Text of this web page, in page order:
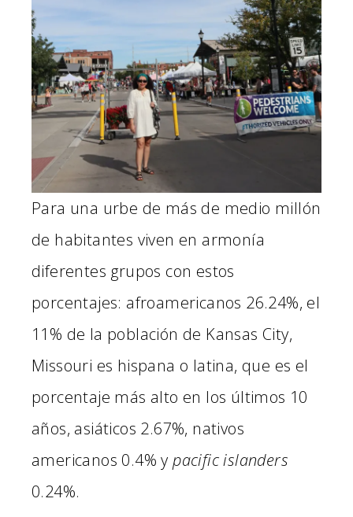
Para una urbe de más de medio millón
de habitantes viven en armonía
diferentes grupos con estos
porcentajes: afroamericanos 26.24%, el
11% de la población de Kansas City,
Missouri es hispana o latina, que es el
porcentaje más alto en los últimos 10
años, asiáticos 2.67%, nativos
americanos 0.4% ypacific islanders
0.24%.